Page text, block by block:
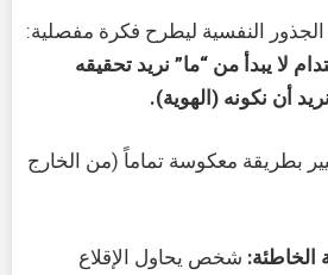
النفسية ليطرح فكرة مفصلية:
لا يبدأ من “ما” نريد تحقيقه
أن نكونه (الهوية).
بطريقة معكوسة تماماً (من الخارج
الخاطئة: شخص يحاول الإقلاع